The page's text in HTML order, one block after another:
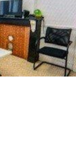
11 mois
Domiciliation:
Non
Aménagement
Salle de bain:
Cuisine:
Commune
Superficie:
12 m
2
Pièces privées:
1